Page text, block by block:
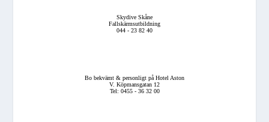
Skydive Skåne
Fallskärmsutbildning
044 - 23 82 40
Bo bekvämt & personligt på Hotel Aston
V. Köpmansgatan 12
Tel: 0455 - 36 32 00